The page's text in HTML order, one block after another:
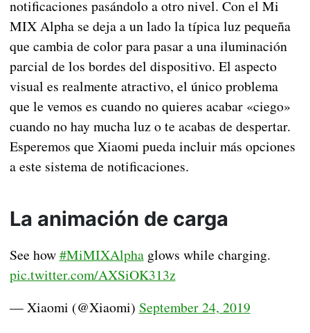
notificaciones pasándolo a otro nivel. Con el Mi
MIX Alpha se deja a un lado la típica luz pequeña
que cambia de color para pasar a una iluminación
parcial de los bordes del dispositivo. El aspecto
visual es realmente atractivo, el único problema
que le vemos es cuando no quieres acabar «ciego»
cuando no hay mucha luz o te acabas de despertar.
Esperemos que Xiaomi pueda incluir más opciones
a este sistema de notificaciones.
La animación de carga
See how#MiMIXAlphaglows while charging.
pic.twitter.com/AXSiOK313z
— Xiaomi (@Xiaomi) September 24, 2019